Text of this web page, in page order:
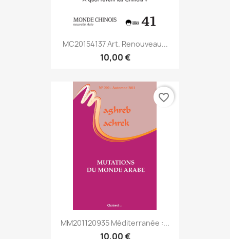
MC20154137 Art. Renouveau...
10,00 €
MM201120935 Méditerranée :...
10,00 €
favorite_border